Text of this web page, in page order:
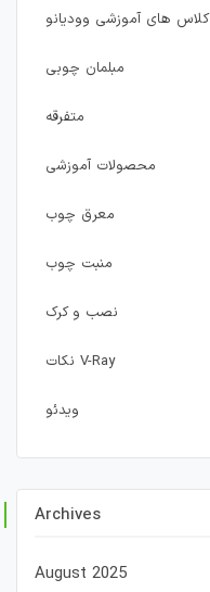
کلاس های آموزشی وودیانو
مبلمان چوبی
متفرقه
محصولات آموزشی
معرق چوب
منبت چوب
نصب و کرک
نکات V-Ray
ویدئو
Archives
August 2025